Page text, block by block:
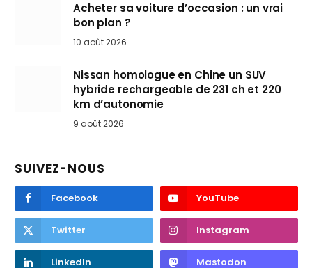
Acheter sa voiture d’occasion : un vrai
bon plan ?
10 août 2026
Nissan homologue en Chine un SUV
hybride rechargeable de 231 ch et 220
km d’autonomie
9 août 2026
SUIVEZ-NOUS
Facebook YouTube
Twitter Instagram
LinkedIn Mastodon